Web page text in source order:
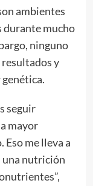
ambientes
durante mucho
ninguno
resultados y
genética.
seguir
mayor
me lleva a
una nutrición